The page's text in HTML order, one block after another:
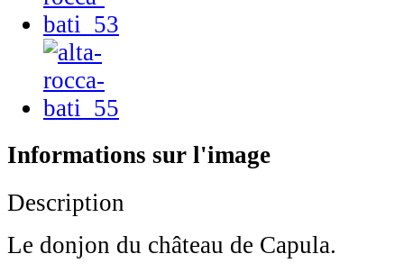
Informations sur l'image
Description
Le donjon du château de Capula.